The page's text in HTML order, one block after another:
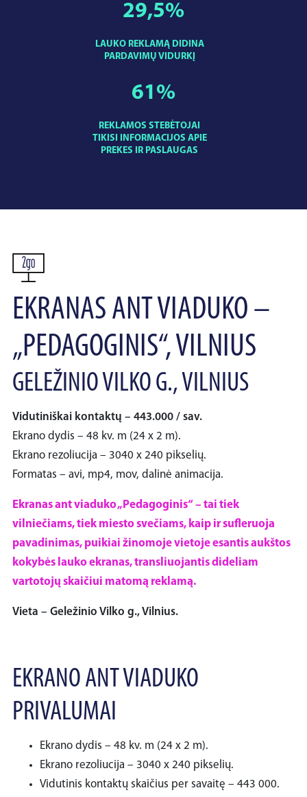
LAUKO REKLAMĄ DIDINA
PARDAVIMŲ VIDURKĮ
29,5%
REKLAMOS STEBĖTOJAI
TIKISI INFORMACIJOS APIE
PREKES IR PASLAUGAS
61%
EKRANAS ANT VIADUKO –
„PEDAGOGINIS“, VILNIUS
GELEŽINIO VILKO G., VILNIUS
Vidutiniškai kontaktų – 443.000 / sav.
Ekrano dydis – 48 kv. m (24 x 2 m).
Ekrano rezoliucija – 3040 x 240 pikselių.
Formatas – avi, mp4, mov, dalinė animacija.
Ekranas ant viaduko „Pedagoginis“ – tai tiek
vilniečiams, tiek miesto svečiams, kaip ir sufleruoja
pavadinimas, puikiai žinomoje vietoje esantis aukštos
kokybės lauko ekranas, transliuojantis dideliam
vartotojų skaičiui matomą reklamą.
Vieta – Geležinio Vilko g., Vilnius.
EKRANO ANT VIADUKO
PRIVALUMAI
Ekrano dydis – 48 kv. m (24 x 2 m).
Ekrano rezoliucija – 3040 x 240 pikselių.
Vidutinis kontaktų skaičius per savaitę – 443 000.